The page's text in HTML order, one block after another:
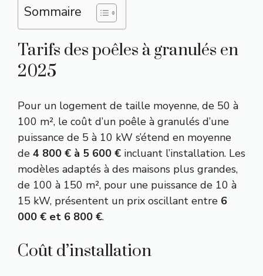
Sommaire
Tarifs des poêles à granulés en
2025
Pour un logement de taille moyenne, de 50 à
100 m², le coût d’un poêle à granulés d’une
puissance de 5 à 10 kW s’étend en moyenne
de 4 800 € à 5 600 € incluant l’installation. Les
modèles adaptés à des maisons plus grandes,
de 100 à 150 m², pour une puissance de 10 à
15 kW, présentent un prix oscillant entre 6
000 € et 6 800 €.
Coût d’installation